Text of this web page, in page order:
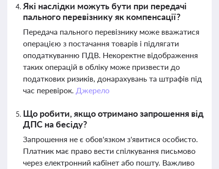
Які наслідки можуть бути при передачі
пального перевізнику як компенсації?
Передача пального перевізнику може вважатися
операцією з постачання товарів і підлягати
оподаткуванню ПДВ. Некоректне відображення
таких операцій в обліку може призвести до
податкових ризиків, донарахувань та штрафів під
час перевірок. Джерело
Що робити, якщо отримано запрошення від
ДПС на бесіду?
Запрошення не є обов'язком з'явитися особисто.
Платник має право вести спілкування письмово
через електронний кабінет або пошту. Важливо